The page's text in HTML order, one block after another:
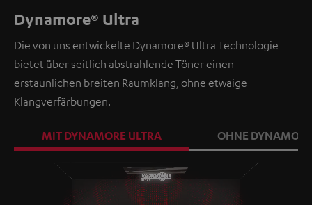
Dynamore® Ultra
Die von uns entwickelte Dynamore® Ultra Technologie
bietet über seitlich abstrahlende Töner einen
erstaunlichen breiten Raumklang, ohne etwaige
Klangverfärbungen.
MIT DYNAMORE ULTRA OHNE